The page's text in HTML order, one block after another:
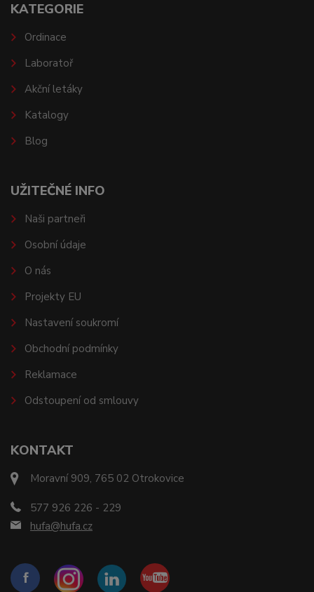
KONTAKT
Moravní 909, 765 02 Otrokovice
577 926 226 - 229
hufa@hufa.cz
KATEGORIE
Ordinace
Laboratoř
Akční letáky
Katalogy
Blog
UŽITEČNÉ INFO
Naši partneři
Osobní údaje
O nás
Projekty EU
Nastavení soukromí
Obchodní podmínky
Reklamace
Odstoupení od smlouvy